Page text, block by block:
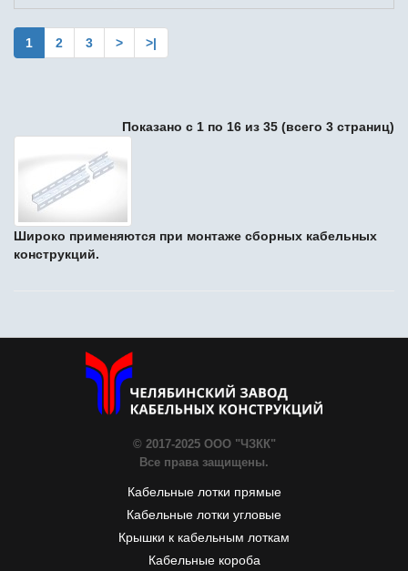
1 2 3 > >|
Показано с 1 по 16 из 35 (всего 3 страниц)
Широко применяются при монтаже сборных кабельных
конструкций.
© 2017-2025 ООО "ЧЗКК"
Все права защищены.
Кабельные лотки прямые
Кабельные лотки угловые
Крышки к кабельным лоткам
Кабельные короба